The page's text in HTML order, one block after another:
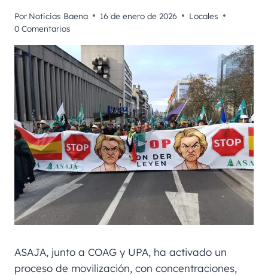
Por Noticias Baena 16 de enero de 2026
Locales
0 Comentarios
ASAJA, junto a COAG y UPA, ha activado un
proceso de movilización, con concentraciones,